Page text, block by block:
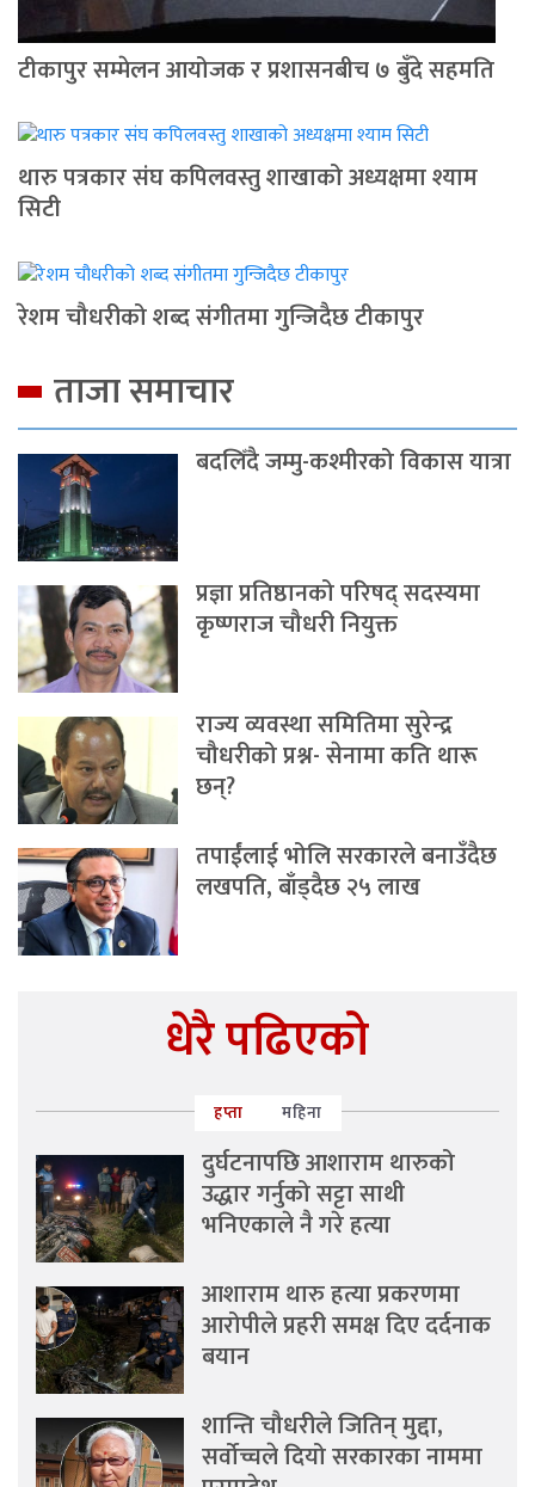
टीकापुर सम्मेलन आयोजक र प्रशासनबीच ७ बुँदे सहमति
थारु पत्रकार संघ कपिलवस्तु शाखाको अध्यक्षमा श्याम
सिटी
रेशम चौधरीको शब्द संगीतमा गुन्जिदैछ टीकापुर
ताजा समाचार
बदलिँदै जम्मु-कश्मीरको विकास यात्रा
प्रज्ञा प्रतिष्ठानको परिषद् सदस्यमा
कृष्णराज चौधरी नियुक्त
राज्य व्यवस्था समितिमा सुरेन्द्र
चौधरीको प्रश्न- सेनामा कति थारू
छन्?
तपाईंलाई भोलि सरकारले बनाउँदैछ
लखपति, बाँड्दैछ २५ लाख
धेरै पढिएको
हप्ता महिना
दुर्घटनापछि आशाराम थारुको
उद्धार गर्नुको सट्टा साथी
भनिएकाले नै गरे हत्या
आशाराम थारु हत्या प्रकरणमा
आरोपीले प्रहरी समक्ष दिए दर्दनाक
बयान
शान्ति चौधरीले जितिन् मुद्दा,
सर्वोच्चले दियो सरकारका नाममा